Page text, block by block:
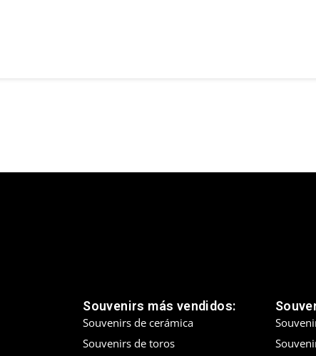
Souvenirs más vendidos:
Souvenirs de cerámica
Souvenirs de toros